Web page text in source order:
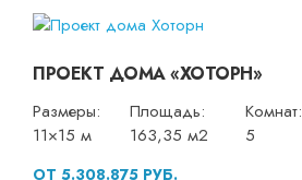
ПРОЕКТ ДОМА «ХОТОРН»
Размеры:
11×15 м
Площадь:
163,35 м2
Комнат:
5
ОТ 5.308.875 РУБ.